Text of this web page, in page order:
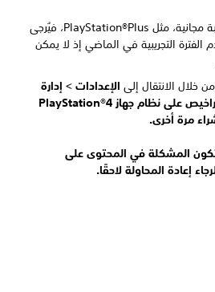
إذا كنت تحاول شراء تجربة مجانية، مثل PlayStation®Plus، فيُرجى
الفترة التجريبية في الماضي إذ لا يمكن
خلال الانتقال إلى الإعدادات > إدارة
استعادة التراخيص على نظام جهاز PlayStation®4
مرة أخرى.
تكون المشكلة في المحتوى على